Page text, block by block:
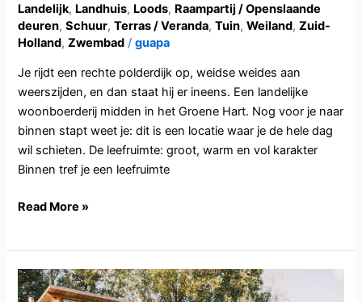
Landelijk, Landhuis, Loods, Raampartij / Openslaande
deuren,Schuur,Terras / Veranda,Tuin,Weiland,Zuid-
Holland,Zwembad /guapa
Je rijdt een rechte polderdijk op, weidse weides aan
weerszijden, en dan staat hij er ineens. Een landelijke
woonboerderij midden in het Groene Hart. Nog voor je naar
binnen stapt weet je: dit is een locatie waar je de hele dag
wil schieten. De leefruimte: groot, warm en vol karakter
Binnen tref je een leefruimte
Read More »
GD128.Maasbommel